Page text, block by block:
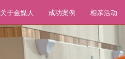
关于金媒人 成功案例 相亲活动